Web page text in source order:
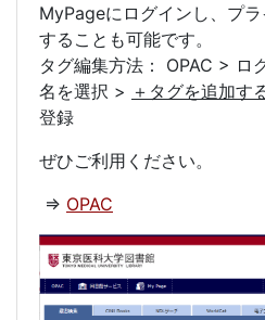
MyPageにログインし、プ
することも可能です。
タグ編集方法： OPAC > ロ
名を選択 > ＋タグを追加す
登録
ぜひご利用ください。
⇒ OPAC